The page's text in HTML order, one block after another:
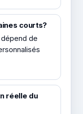
courts?
de
réelle du